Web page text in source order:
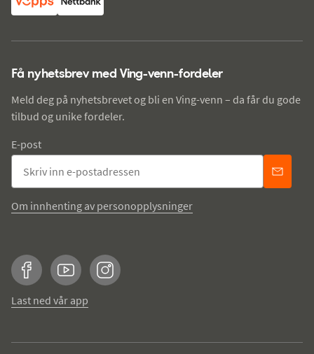
Få nyhetsbrev med Ving-venn-fordeler
Meld deg på nyhetsbrevet og bli en Ving-venn – da får du gode
tilbud og unike fordeler.
E-post
Om innhenting av personopplysninger
FacebookYouTubeInstagram
Last ned vår app